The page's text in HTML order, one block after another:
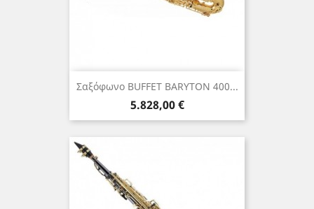
Σαξόφωνο BUFFET BARYTON 400...
Τιμή
5.828,00 €